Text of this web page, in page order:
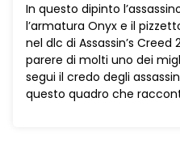
In questo dipinto
l’armatura Onyx e il
nel dlc di Assassin’s
parere di molti uno dei
segui il credo degli
questo quadro che